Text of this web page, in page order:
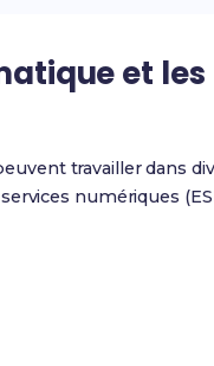
et les
travailler dans
numériques